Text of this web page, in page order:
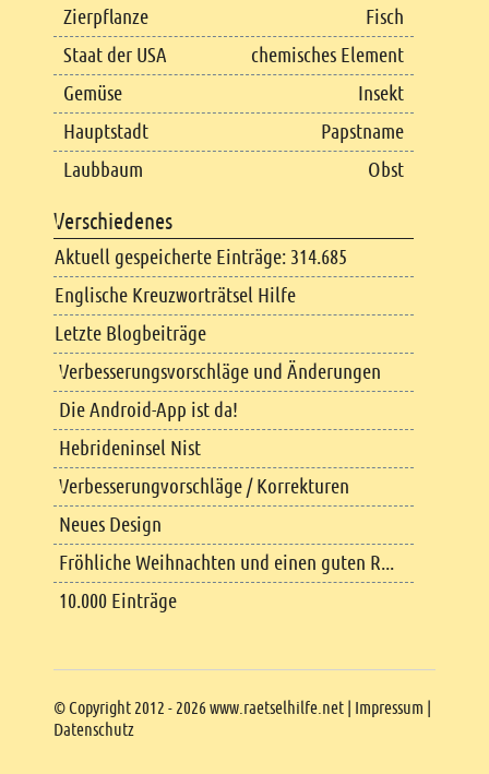
Copyright
© Copyright 2012 - 2026 www.raetselhilfe.net | Impressum |
Datenschutz
Zierpflanze
Fisch
Staat der USA
chemisches Element
Gemüse
Insekt
Hauptstadt
Papstname
Laubbaum
Obst
Verschiedenes
Aktuell gespeicherte Einträge: 314.685
Englische Kreuzworträtsel Hilfe
Letzte Blogbeiträge
Verbesserungsvorschläge und Änderungen
Die Android-App ist da!
Hebrideninsel Nist
Verbesserungvorschläge / Korrekturen
Neues Design
Fröhliche Weihnachten und einen guten R...
10.000 Einträge